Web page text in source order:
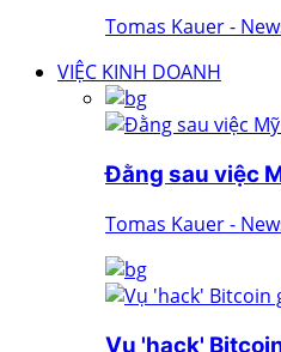
Tomas Kauer -
VIỆC KINH DOANH
Đằng sau việc
Tomas Kauer -
Vụ 'hack'